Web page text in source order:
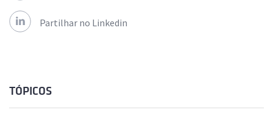
Partilhar no Linkedin
TÓPICOS